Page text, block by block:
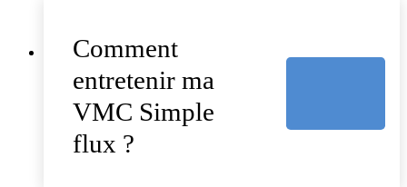
Comment
entretenir ma
VMC Simple
flux ?